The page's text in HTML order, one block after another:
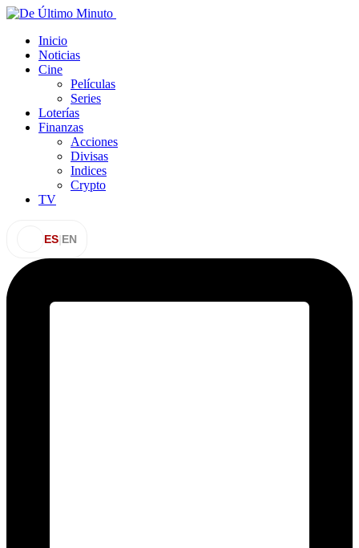
Inicio
Noticias
Cine
Películas
Series
Loterías
Finanzas
Acciones
Divisas
Indices
Crypto
TV
ES|EN